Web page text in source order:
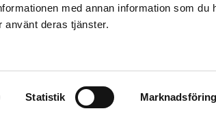
med annan information som du
använt deras tjänster.
Statistik Marknadsföring